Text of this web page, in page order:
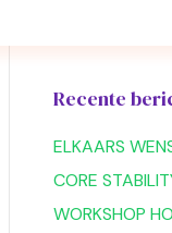
Recente
ELKAARS
CORE
WORKSHOP